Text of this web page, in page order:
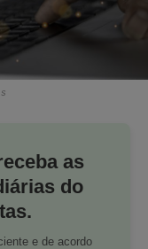
as
do
e de acordo